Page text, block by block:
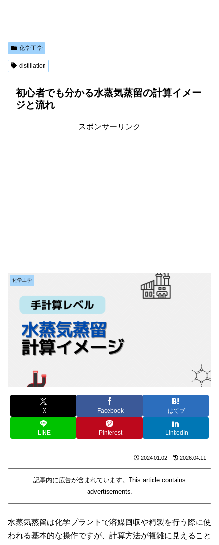
化学工学
distillation
初心者でも分かる水蒸気蒸留の計算イメー
ジと流れ
スポンサーリンク
化学工学
X Facebook はてブ
LINE Pinterest LinkedIn
2024.01.02 2026.04.11
記事内に広告が含まれています。This article contains
advertisements.
水蒸気蒸留は化学プラントで溶媒回収や精製を行う際に使
われる基本的な操作ですが、計算方法が複雑に見えること